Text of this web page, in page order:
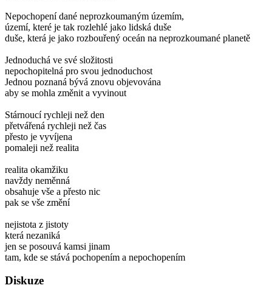
Nepochopení dané neprozkoumaným územím,
území, které je tak rozlehlé jako lidská duše
duše, která je jako rozbouřený oceán na neprozkoumané planetě
Jednoduchá ve své složitosti
nepochopitelná pro svou jednoduchost
Jednou poznaná bývá znovu objevována
aby se mohla změnit a vyvinout
Stárnoucí rychleji než den
přetvářená rychleji než čas
přesto je vyvíjena
pomaleji než realita
realita okamžiku
navždy neměnná
obsahuje vše a přesto nic
pak se vše změní
nejistota z jistoty
která nezaniká
jen se posouvá kamsi jinam
tam, kde se stává pochopením a nepochopením
Diskuze